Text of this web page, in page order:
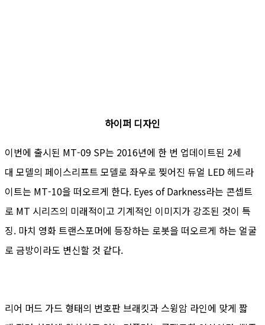
하이퍼 디자인
이번에 출시된 MT-09 SP는 2016년에 한 번 업데이트된 2세
대 모델의 페이스리프트 모델로 좌우로 찢어진 듀얼 LED 헤드라
이트는 MT-10을 떠오르게 한다. Eyes of Darkness라는 콘셉트
로 MT 시리즈의 미래적이고 기계적인 이미지가 강조된 것이 특
징. 마치 영화 트랜스포머에 등장하는 로봇을 떠오르게 하는 얼굴
로 금방이라도 변신할 것 같다.
리어 머드 가드 형태의 번호판 브래킷과 스윙암 라인에 맞게 짧